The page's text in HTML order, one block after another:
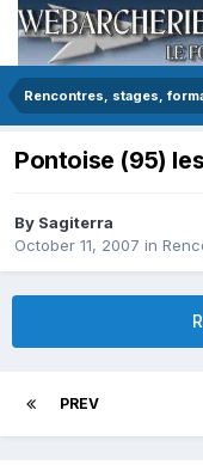
Rencontres, stages,
Pontoise (95)
By Sagiterra
October 11, 2007 in
PREV